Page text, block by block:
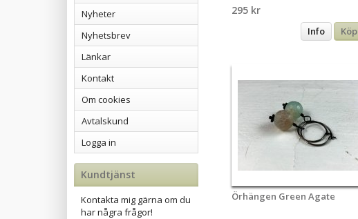
Nyheter
Nyhetsbrev
Länkar
Kontakt
Om cookies
Avtalskund
Logga in
Kundtjänst
Kontakta mig gärna om du
har några frågor!
295 kr
Info Köp
Örhängen Green Agate